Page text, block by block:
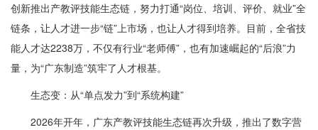
创新推出产教评技能生态链，努力打通“岗位、培训、评价、就业”全
链条，让人才进一步“链”上市场，也让人才得到培养。目前，全省技
能人才达2238万，不仅有行业“老师傅”，也有加速崛起的“后浪”力
量，为“广东制造”筑牢了人才根基。
生态变：从“单点发力”到“系统构建”
2026年开年，广东产教评技能生态链再次升级，推出了数字营